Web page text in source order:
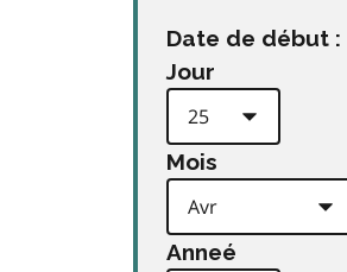
Date de début :
Jour
Mois
Anneé